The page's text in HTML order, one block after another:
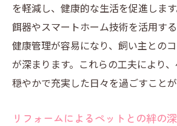
を軽減し、健康的な生活を促進しま
餌器やスマートホーム技術を活用す
健康管理が容易になり、飼い主との
が深まります。これらの工夫により
穏やかで充実した日々を過ごすことが
リフォームによるペットとの絆の